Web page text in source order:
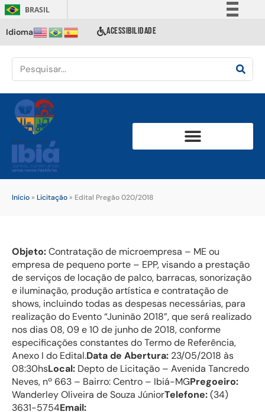
BRASIL
Comunica BR
Acesso à informação
Idioma ACESSIBILIDADE
Início » Licitação » Edital Pregão 020/2018
Objeto:Contratação de microempresa – ME ou
empresa de pequeno porte – EPP, visando a prestação
de serviços de locação de palco, barracas, sonorização
e iluminação, produção artística e contratação de
shows, incluindo todas as despesas necessárias, para
realização do Evento “Juninão 2018”, que será realizado
nos dias 08, 09 e 10 de junho de 2018, conforme
especificações constantes do Termo de Referência,
Anexo I do Edital.Data de Abertura: 23/05/2018 às
08:30hsLocal: Depto de Licitação – Avenida Tancredo
Neves, nº 663 – Bairro: Centro – Ibiá-MGPregoeiro:
Wanderley Oliveira de Souza JúniorTelefone:(34)
3631-5754Email: